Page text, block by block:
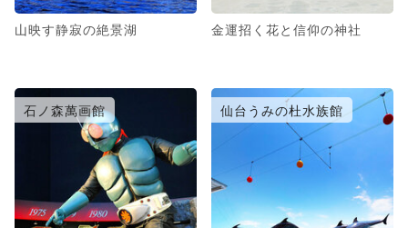
山映す静寂の絶景湖 金運招く花と信仰の神社
石ノ森萬画館 仙台うみの杜水族館